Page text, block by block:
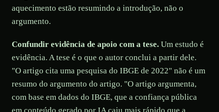
aquecimento estão resumindo a introdução, não o
argumento.
Confundir evidência de apoio com a tese. Um estudo é
evidência. A tese é o que o autor conclui a partir dele.
"O artigo cita uma pesquisa do IBGE de 2022" não é um
resumo do argumento do artigo. "O artigo argumenta,
com base em dados do IBGE, que a confiança pública
em conteúdo gerado por IA caiu mais rápido que a